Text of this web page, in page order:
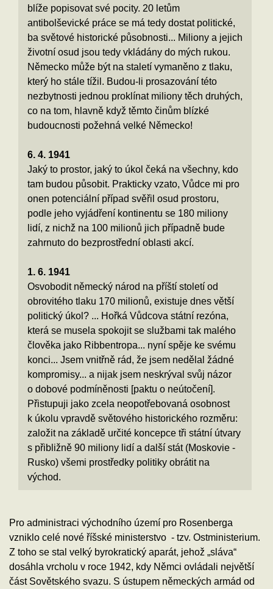
blíže popisovat své pocity. 20 letům
antibolševické práce se má tedy dostat politické,
ba světové historické působnosti... Miliony a jejich
životní osud jsou tedy vkládány do mých rukou.
Německo může být na staletí vymaněno z tlaku,
který ho stále tížil. Budou-li prosazování této
nezbytnosti jednou proklínat miliony těch druhých,
co na tom, hlavně když těmto činům blízké
budoucnosti požehná velké Německo!
6. 4. 1941
Jaký to prostor, jaký to úkol čeká na všechny, kdo
tam budou působit. Prakticky vzato, Vůdce mi pro
onen potenciální případ svěřil osud prostoru,
podle jeho vyjádření kontinentu se 180 miliony
lidí, z nichž na 100 milionů jich případně bude
zahrnuto do bezprostřední oblasti akcí.
1. 6. 1941
Osvobodit německý národ na příští století od
obrovitého tlaku 170 milionů, existuje dnes větší
politický úkol? ... Hořká Vůdcova státní rezóna,
která se musela spokojit se službami tak malého
člověka jako Ribbentropa... nyní spěje ke svému
konci... Jsem vnitřně rád, že jsem nedělal žádné
kompromisy... a nijak jsem neskrýval svůj názor
o dobové podmíněnosti [paktu o neútočení].
Přistupuji jako zcela neopotřebovaná osobnost
k úkolu vpravdě světového historického rozměru:
založit na základě určité koncepce tři státní útvary
s přibližně 90 miliony lidí a další stát (Moskovie -
Rusko) všemi prostředky politiky obrátit na
východ.
Pro administraci východního území pro Rosenberga
vzniklo celé nové říšské ministerstvo - tzv. Ostministerium.
Z toho se stal velký byrokratický aparát, jehož „sláva“
dosáhla vrcholu v roce 1942, kdy Němci ovládali největší
část Sovětského svazu. S ústupem německých armád od